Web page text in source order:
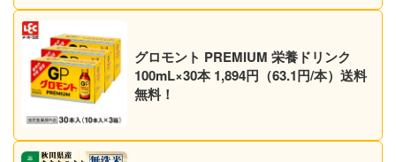
グロモント PREMIUM 栄養ドリンク
100mL×30本 1,894円（63.1円/本）送料
無料！